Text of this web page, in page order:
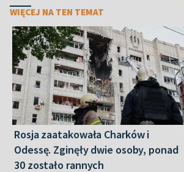
WIĘCEJ NA TEN TEMAT
Rosja zaatakowała Charków i
Odessę. Zginęły dwie osoby, ponad
30 zostało rannych